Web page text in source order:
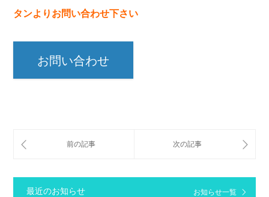
タンよりお問い合わせ下さい
お問い合わせ
最近のお知らせ お知らせ一覧